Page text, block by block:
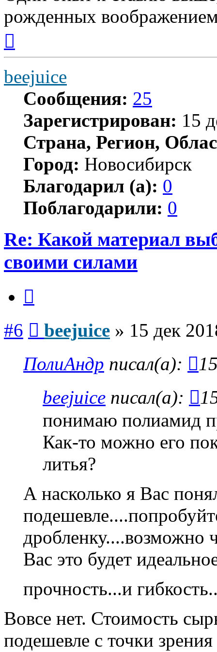
рожденных
началу
beejuice
Сообщения: 25
Зарегистрирован: 15
Страна, Регион,
Город: Новосибирск
Благодарил (а): 0
Поблагодарили: 0
Re: Какой материал
своими силами
#6 beejuice » 15 дек
ПолиАндр писал(а):
beejuice писал(а):
понимаю полиамид
Как-то можно его
литья?
А насколько я Вас
дробленку....возможно
Вас это будет
прочность...и
Вовсе нет. Стоимость
подешевле с точки